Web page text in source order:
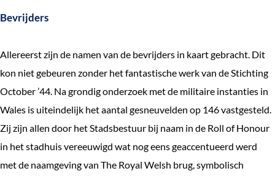
Bevrijders
Allereerst zijn de namen van de bevrijders in kaart gebracht. Dit
kon niet gebeuren zonder het fantastische werk van de Stichting
October ’44. Na grondig onderzoek met de militaire instanties in
Wales is uiteindelijk het aantal gesneuvelden op 146 vastgesteld.
Zij zijn allen door het Stadsbestuur bij naam in de Roll of Honour
in het stadhuis vereeuwigd wat nog eens geaccentueerd werd
met de naamgeving van The Royal Welsh brug, symbolisch